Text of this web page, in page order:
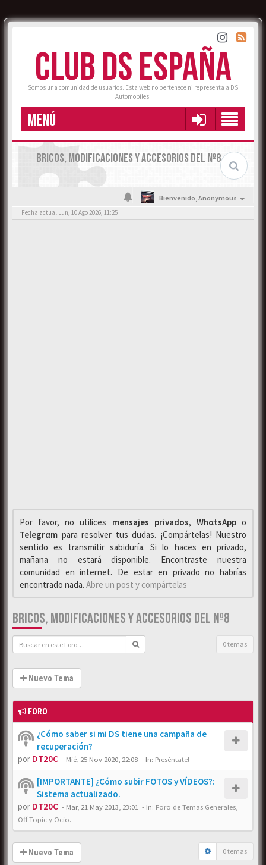
CLUB DS ESPAÑA
Somos una comunidad de usuarios. Esta web no pertenece ni representa a DS
Automobiles.
MENÚ
BRICOS, MODIFICACIONES Y ACCESORIOS DEL Nº8
Bienvenido,Anonymous
Fecha actual Lun, 10 Ago 2026, 11:25
Por favor, no utilices mensajes privados, WhαtsAppo
Telegrαm para resolver tus dudas. ¡Compártelas! Nuestro
sentido es transmitir sabiduría. Si lo haces en privado,
mañana no estará disponible. Encontraste nuestra
comunidad en internet. De estar en privado no habrías
encontrado nada. Abre un post y compártelas
BRICOS, MODIFICACIONES Y ACCESORIOS DEL Nº8
0 temas
Nuevo Tema
FORO
¿Cómo saber si mi DS tiene una campaña de
recuperación?
por DT20C - Mié, 25 Nov 2020, 22:08 - In: Preséntate!
[IMPORTANTE] ¿Cómo subir FOTOS y VÍDEOS?:
Sistema actualizado.
por DT20C - Mar, 21 May 2013, 23:01 - In: Foro de Temas Generales,
Off Topic y Ocio.
Nuevo Tema 0 temas